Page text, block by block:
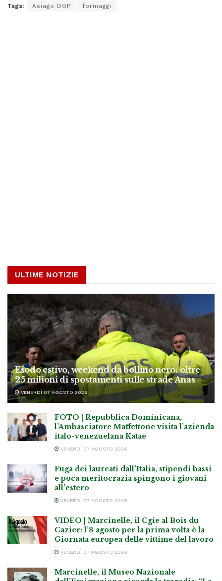
Tags: Asiago DOP formaggi
ULTIME NOTIZIE
Esodo estivo, weekend da bollino nero: oltre
25 milioni di spostamenti sulle strade Anas
VENERDÌ 07 AGOSTO 2026
FOTO | Repubblica Dominicana,
l’Ambasciatore Maffettone visita l’azienda
italo-venezuelana Katae
VENERDÌ 07 AGOSTO 2026
Fuga dei laureati dall’Italia, stipendi bassi
e poca meritocrazia spingono i giovani
all’estero
VENERDÌ 07 AGOSTO 2026
VIDEO | Marcinelle, il Cgie al Bois du
Cazier: l’8 agosto per la prima volta è la
Giornata europea delle vittime del lavoro
VENERDÌ 07 AGOSTO 2026
Marcinelle, il Museo Nazionale